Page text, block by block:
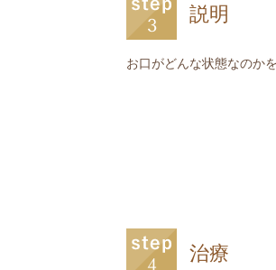
説明
お口がどんな状態なのか
治療